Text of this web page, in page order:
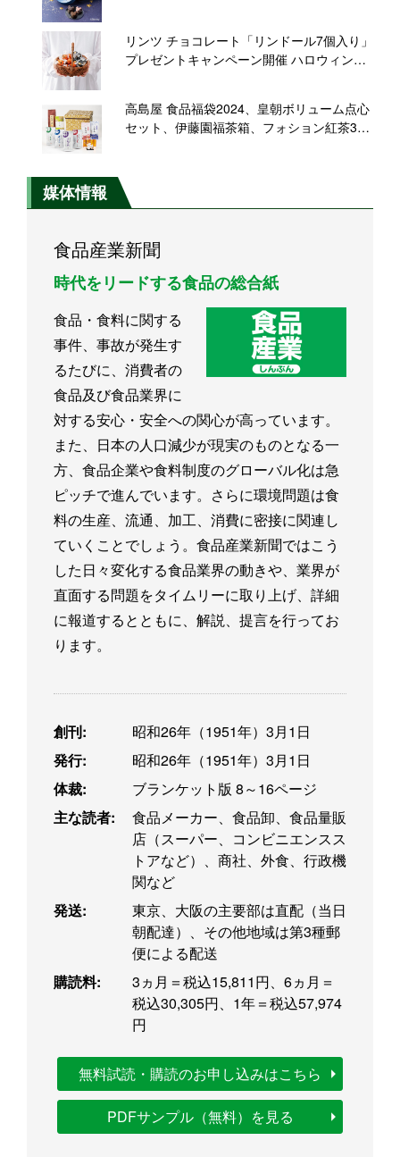
リンツ チョコレート「リンドール7個入り」
プレゼントキャンペーン開催 ハロウィン仕
高島屋 食品福袋2024、皇朝ボリューム点心
セット、伊藤園福茶箱、フォション紅茶3本
媒体情報
食品産業新聞
時代をリードする食品の総合紙
食品・食料に関する
事件、事故が発生す
るたびに、消費者の
食品及び食品業界に
対する安心・安全への関心が高っています。
また、日本の人口減少が現実のものとなる一
方、食品企業や食料制度のグローバル化は急
ピッチで進んでいます。さらに環境問題は食
料の生産、流通、加工、消費に密接に関連し
ていくことでしょう。食品産業新聞ではこう
した日々変化する食品業界の動きや、業界が
直面する問題をタイムリーに取り上げ、詳細
に報道するとともに、解説、提言を行ってお
ります。
創刊:
昭和26年（1951年）3月1日
発行:
昭和26年（1951年）3月1日
体裁:
ブランケット版 8～16ページ
主な読者:
食品メーカー、食品卸、食品量販
店（スーパー、コンビニエンスス
トアなど）、商社、外食、行政機
関など
発送:
東京、大阪の主要部は直配（当日
朝配達）、その他地域は第3種郵
便による配送
購読料:
3ヵ月＝税込15,811円、6ヵ月＝
税込30,305円、1年＝税込57,974
円
無料試読・購読のお申し込みはこちら
PDFサンプル（無料）を見る